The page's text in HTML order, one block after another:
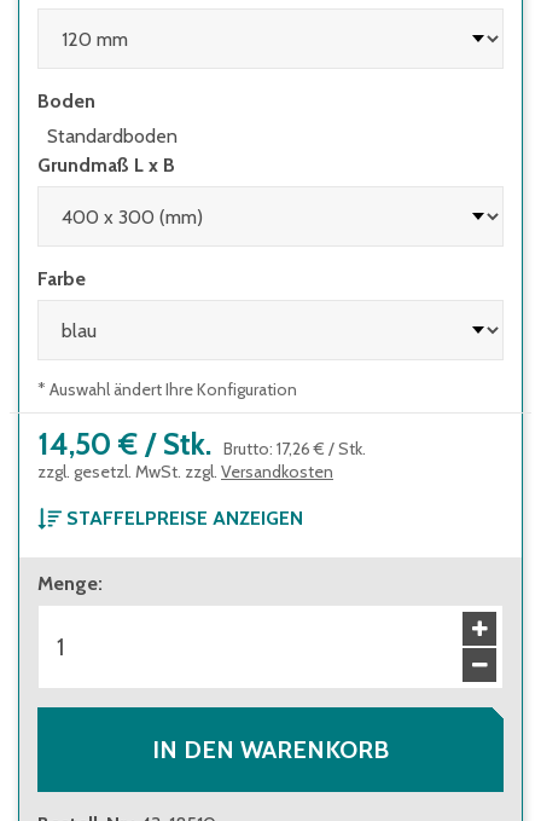
Boden
Standardboden
Grundmaß L x B
Farbe
* Auswahl ändert Ihre Konfiguration
14,50 € / Stk. Brutto: 17,26 € /Stk.
zzgl. gesetzl. MwSt. zzgl. Versandkosten
STAFFELPREISE ANZEIGEN
ab 1 Stück
14,50 €
ab 144 Stück
13,10 €
Menge:
IN DEN WARENKORB